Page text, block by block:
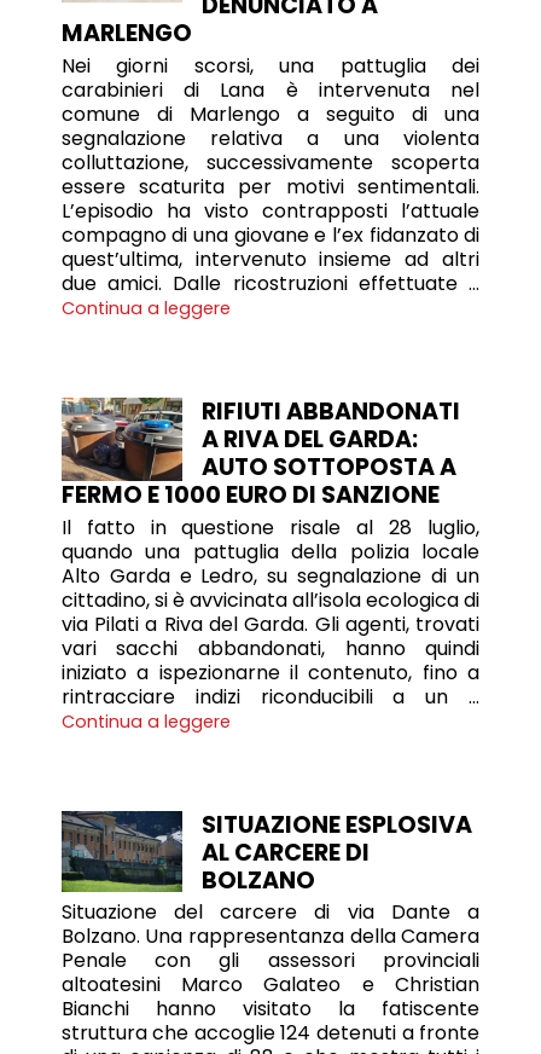
MARLENGO
Nei giorni scorsi, una pattuglia dei
carabinieri di Lana è intervenuta nel
comune di Marlengo a seguito di una
segnalazione relativa a una violenta
colluttazione, successivamente scoperta
essere scaturita per motivi sentimentali.
L’episodio ha visto contrapposti l’attuale
compagno di una giovane e l’ex fidanzato di
quest’ultima, intervenuto insieme ad altri
due amici. Dalle ricostruzioni effettuate …
Continua a leggere
RIFIUTI ABBANDONATI
A RIVA DEL GARDA:
AUTO SOTTOPOSTA A
FERMO E 1000 EURO DI SANZIONE
Il fatto in questione risale al 28 luglio,
quando una pattuglia della polizia locale
Alto Garda e Ledro, su segnalazione di un
cittadino, si è avvicinata all’isola ecologica di
via Pilati a Riva del Garda. Gli agenti, trovati
vari sacchi abbandonati, hanno quindi
iniziato a ispezionarne il contenuto, fino a
rintracciare indizi riconducibili a un …
Continua a leggere
SITUAZIONE ESPLOSIVA
AL CARCERE DI
BOLZANO
Situazione del carcere di via Dante a
Bolzano. Una rappresentanza della Camera
Penale con gli assessori provinciali
altoatesini Marco Galateo e Christian
Bianchi hanno visitato la fatiscente
struttura che accoglie 124 detenuti a fronte